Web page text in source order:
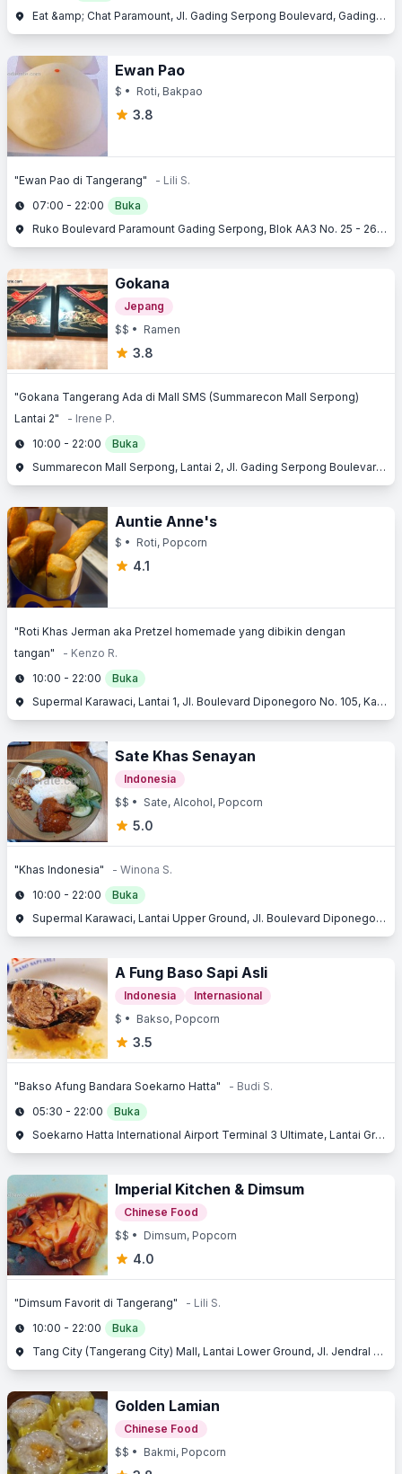
Eat &amp; Chat Paramount, Jl. Gading Serpong Boulevard, Gading Serpong, Serpong, Tangerang, Banten
Ewan Pao
$ • Roti, Bakpao
3.8
"Ewan Pao di Tangerang"
- Lili S.
07:00 - 22:00
Buka
Ruko Boulevard Paramount Gading Serpong, Blok AA3 No. 25 - 26, Jl. Gading Serpong Boulevard, Gading Serpong, Serpong, Tangerang, Banten
Gokana
Jepang
$$ • Ramen
3.8
"Gokana Tangerang Ada di Mall SMS (Summarecon Mall Serpong)
Lantai 2"
- Irene P.
10:00 - 22:00
Buka
Summarecon Mall Serpong, Lantai 2, Jl. Gading Serpong Boulevard, Gading Serpong, Serpong, Tangerang, Banten
Auntie Anne's
$ • Roti, Popcorn
4.1
"Roti Khas Jerman aka Pretzel homemade yang dibikin dengan
tangan"
- Kenzo R.
10:00 - 22:00
Buka
Supermal Karawaci, Lantai 1, Jl. Boulevard Diponegoro No. 105, Karawaci, Tangerang, Banten
Sate Khas Senayan
Indonesia
$$ • Sate, Alcohol, Popcorn
5.0
"Khas Indonesia"
- Winona S.
10:00 - 22:00
Buka
Supermal Karawaci, Lantai Upper Ground, Jl. Boulevard Diponegoro No. 105, Karawaci, Tangerang, Banten
A Fung Baso Sapi Asli
Indonesia
Internasional
$ • Bakso, Popcorn
3.5
"Bakso Afung Bandara Soekarno Hatta"
- Budi S.
05:30 - 22:00
Buka
Soekarno Hatta International Airport Terminal 3 Ultimate, Lantai Ground, Jl. Raya Bandara, Benda, Tangerang, Banten
Imperial Kitchen & Dimsum
Chinese Food
$$ • Dimsum, Popcorn
4.0
"Dimsum Favorit di Tangerang"
- Lili S.
10:00 - 22:00
Buka
Tang City (Tangerang City) Mall, Lantai Lower Ground, Jl. Jendral Sudirman No. 1, Kota Tangerang, Tangerang, Banten
Golden Lamian
Chinese Food
$$ • Bakmi, Popcorn